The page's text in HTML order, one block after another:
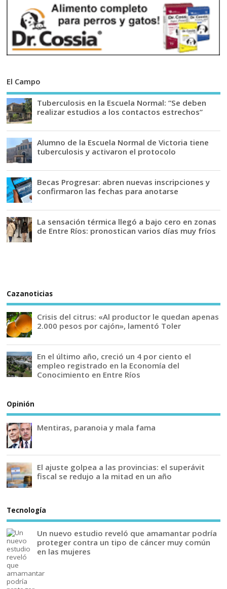
El Campo
Tuberculosis en la Escuela Normal: “Se deben
realizar estudios a los contactos estrechos”
Alumno de la Escuela Normal de Victoria tiene
tuberculosis y activaron el protocolo
Becas Progresar: abren nuevas inscripciones y
confirmaron las fechas para anotarse
La sensación térmica llegó a bajo cero en zonas
de Entre Ríos: pronostican varios días muy fríos
Cazanoticias
Crisis del citrus: «Al productor le quedan apenas
2.000 pesos por cajón», lamentó Toler
En el último año, creció un 4 por ciento el
empleo registrado en la Economía del
Conocimiento en Entre Ríos
Opinión
Mentiras, paranoia y mala fama
El ajuste golpea a las provincias: el superávit
fiscal se redujo a la mitad en un año
Tecnología
Un nuevo estudio reveló que amamantar podría
proteger contra un tipo de cáncer muy común
en las mujeres